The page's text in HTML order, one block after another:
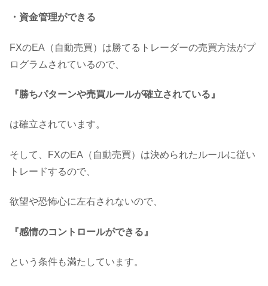
・資金管理ができる
FXのEA（自動売買）は勝てるトレーダーの売買方法がプ
ログラムされているので、
『勝ちパターンや売買ルールが確立されている』
は確立されています。
そして、FXのEA（自動売買）は決められたルールに従い
トレードするので、
欲望や恐怖心に左右されないので、
『感情のコントロールができる』
という条件も満たしています。